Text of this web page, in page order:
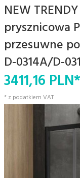
NEW
prysznicowa
przesuwne
D-0314A/D-
3411,16 PLN*
* z podatkiem VAT